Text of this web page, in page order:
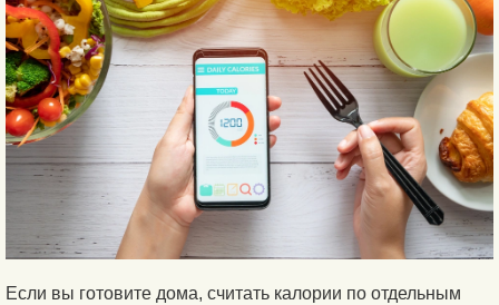
Если вы готовите дома, считать калории по отдельным